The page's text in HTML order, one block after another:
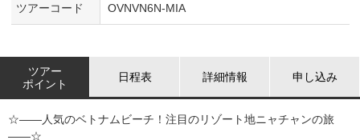
ツアーコード OVNVN6N-MIA
ツアー
ポイント
日程表 詳細情報 申し込み
☆――人気のベトナムビーチ！注目のリゾート地ニャチャンの旅
――☆